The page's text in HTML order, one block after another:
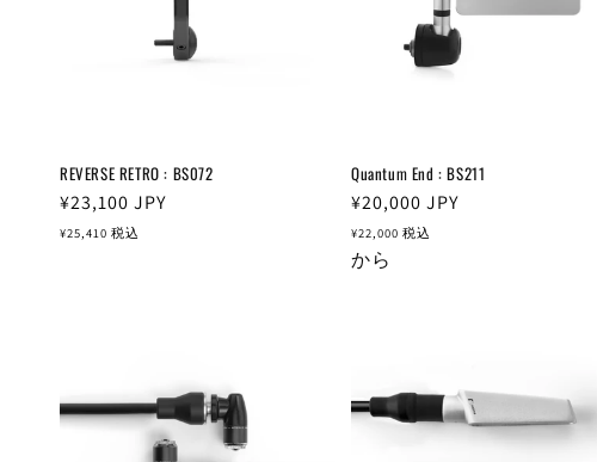
REVERSE RETRO : BS072
通
常
¥23,100 JPY
¥25,410 税込
Quantum End : BS211
通
常
価
¥20,000 JPY
¥22,000 税込
から